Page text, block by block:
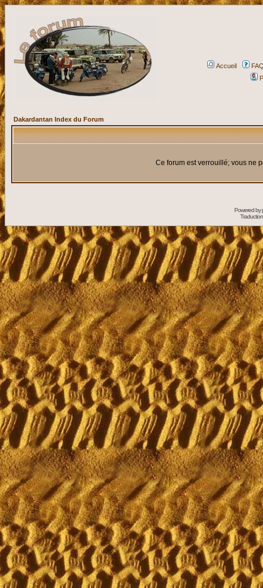
Accueil
Dakardantan Index du Forum
Ce forum est verrouillé; vous ne
Powered by